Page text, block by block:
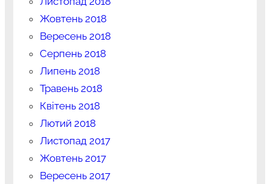
Жовтень 2018
Вересень 2018
Серпень 2018
Липень 2018
Травень 2018
Квітень 2018
Лютий 2018
Листопад 2017
Жовтень 2017
Вересень 2017